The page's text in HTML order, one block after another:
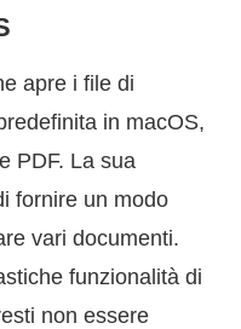
apre i file di
in macOS,
PDF. La sua
fornire un modo
vari documenti.
funzionalità di
non essere